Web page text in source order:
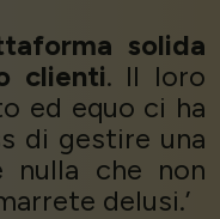
solida
clienti. Il loro
ed equo ci ha
di gestire una
nulla che non
delusi.’